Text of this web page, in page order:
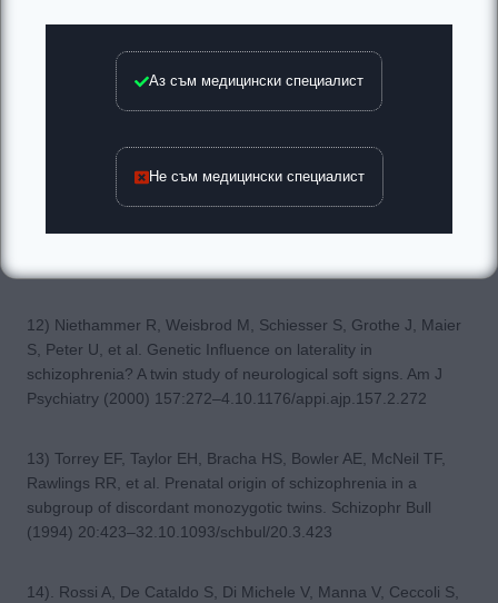
psychopathology in schizophrenic disorders. Biol Psychiatry
10) Heinrichs DW, Buchanan RW. Significance and meaning of
12) Niethammer R, Weisbrod M, Schiesser S, Grothe J, Maier
S, Peter U, et al. Genetic Influence on laterality in
schizophrenia? A twin study of neurological soft signs. Am J
Psychiatry (2000) 157:272–4.10.1176/appi.ajp.157.2.272
13) Torrey EF, Taylor EH, Bracha HS, Bowler AE, McNeil TF,
Rawlings RR, et al. Prenatal origin of schizophrenia in a
subgroup of discordant monozygotic twins. Schizophr Bull
(1994) 20:423–32.10.1093/schbul/20.3.423
14). Rossi A, De Cataldo S, Di Michele V, Manna V, Ceccoli S,
Аз съм медицински специалист
Не съм медицински специалист